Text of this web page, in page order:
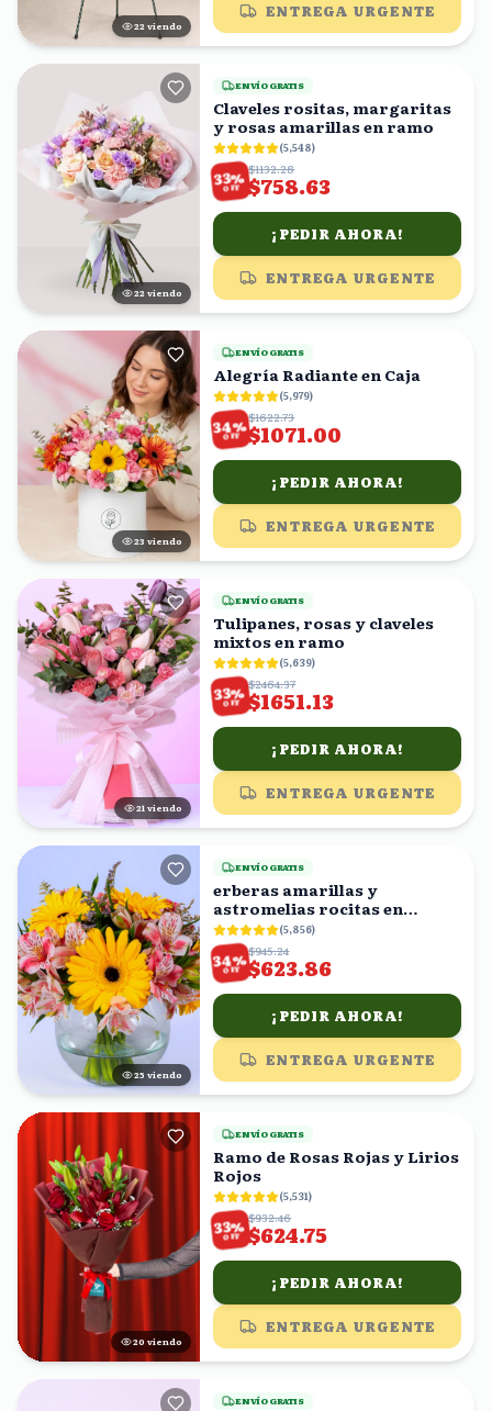
22 viendo
ENTREGA URGENTE
22 viendo
ENVÍO GRATIS
Claveles rositas, margaritas
y rosas amarillas en ramo
(5,548)
33%
OFF
$1132.28
$758.63
¡PEDIR AHORA!
ENTREGA URGENTE
23 viendo
ENVÍO GRATIS
Alegría Radiante en Caja
(5,979)
34%
OFF
$1622.73
$1071.00
¡PEDIR AHORA!
ENTREGA URGENTE
21 viendo
ENVÍO GRATIS
Tulipanes, rosas y claveles
mixtos en ramo
(5,639)
33%
OFF
$2464.37
$1651.13
¡PEDIR AHORA!
ENTREGA URGENTE
25 viendo
ENVÍO GRATIS
erberas amarillas y
astromelias rocitas en
florero (5,856)
34%
OFF
$945.24
$623.86
¡PEDIR AHORA!
ENTREGA URGENTE
20 viendo
ENVÍO GRATIS
Ramo de Rosas Rojas y Lirios
Rojos
(5,531)
33%
OFF
$932.46
$624.75
¡PEDIR AHORA!
ENTREGA URGENTE
ENVÍO GRATIS